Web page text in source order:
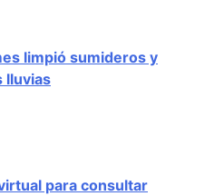
limpió sumideros y
lluvias
para consultar